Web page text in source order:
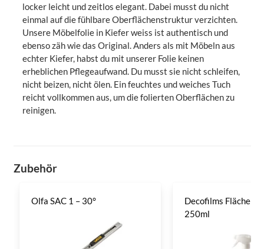
locker leicht und zeitlos elegant. Dabei musst du nicht
einmal auf die fühlbare Oberflächenstruktur verzichten.
Unsere Möbelfolie in Kiefer weiss ist authentisch und
ebenso zäh wie das Original. Anders als mit Möbeln aus
echter Kiefer, habst du mit unserer Folie keinen
erheblichen Pflegeaufwand. Du musst sie nicht schleifen,
nicht beizen, nicht ölen. Ein feuchtes und weiches Tuch
reicht vollkommen aus, um die folierten Oberflächen zu
reinigen.
Zubehör
Olfa SAC 1 – 30°
Decofilms
250ml